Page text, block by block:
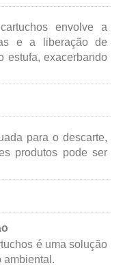
envolve a
e a liberação de
estufa, exacerbando
para o descarte,
produtos pode ser
é uma solução
ambiental.